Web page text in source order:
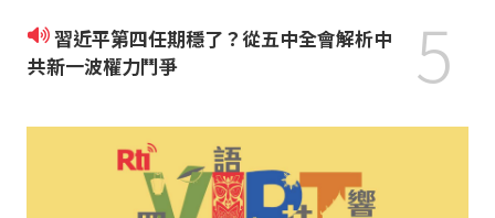
習近平第四任期穩了？從五中全會解析中
共新一波權力鬥爭
5